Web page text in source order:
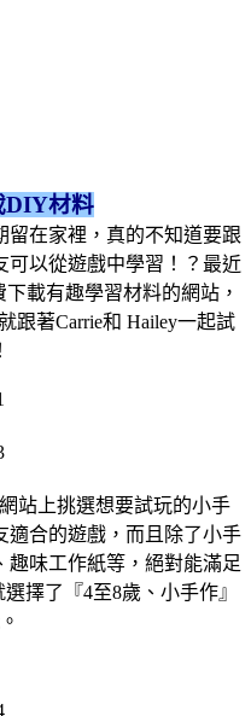
DIY材料
留在家裡，真的不知道要跟
可以從遊戲中學習！？最近
載有趣學習材料的網站，
跟著Carrie和 Hailey一起試
站上挑選想要試玩的小手
適合的遊戲，而且除了小手
趣味工作紙等，絕對能滿足
擇了『4至8歲、小手作』